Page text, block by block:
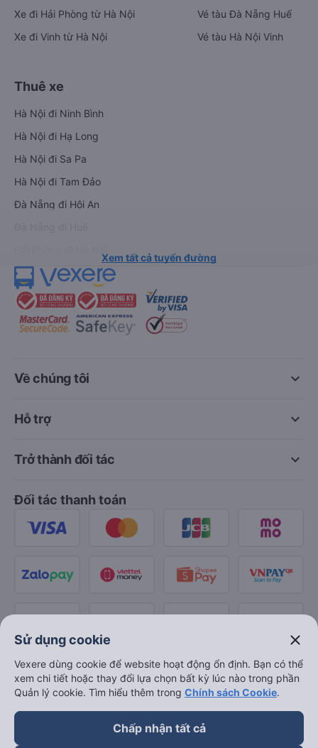
Xe đi Hải Phòng từ Hà Nội
Xe đi Vinh từ Hà Nội
Vé tàu Đà Nẵng Huế
Vé tàu Hà Nội Vinh
Thuê xe
Hà Nội đi Ninh Bình
Hà Nội đi Hạ Long
Hà Nội đi Sa Pa
Hà Nội đi Tam Đảo
Đà Nẵng đi Hội An
Xem tất cả tuyến đường
keyboard_arrow_down
Về chúng tôi
keyboard_arrow_down
Hỗ trợ
keyboard_arrow_down
Trở thành đối tác
Đối tác thanh toán
Sử dụng cookie close
Vexere dùng cookie để website hoạt động ổn định. Bạn có thể
xem chi tiết hoặc thay đổi lựa chọn bất kỳ lúc nào trong phần
Quản lý cookie. Tìm hiểu thêm trong Chính sách Cookie.
Chấp nhận tất cả